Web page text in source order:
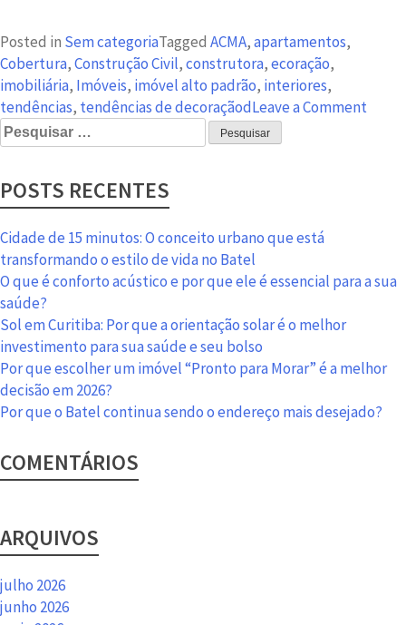
Posted in Sem categoriaTagged ACMA,apartamentos,
Cobertura,Construção Civil,construtora,ecoração,
imobiliária, Imóveis, imóvel alto padrão, interiores,
tendências, tendências de decoraçãodLeave a Comment
2017
Pesquisar
por:
POSTS RECENTES
Cidade de 15 minutos: O conceito urbano que está
transformando o estilo de vida no Batel
O que é conforto acústico e por que ele é essencial para a sua
saúde?
Sol em Curitiba: Por que a orientação solar é o melhor
investimento para sua saúde e seu bolso
Por que escolher um imóvel “Pronto para Morar” é a melhor
decisão em 2026?
Por que o Batel continua sendo o endereço mais desejado?
COMENTÁRIOS
ARQUIVOS
julho 2026
junho 2026